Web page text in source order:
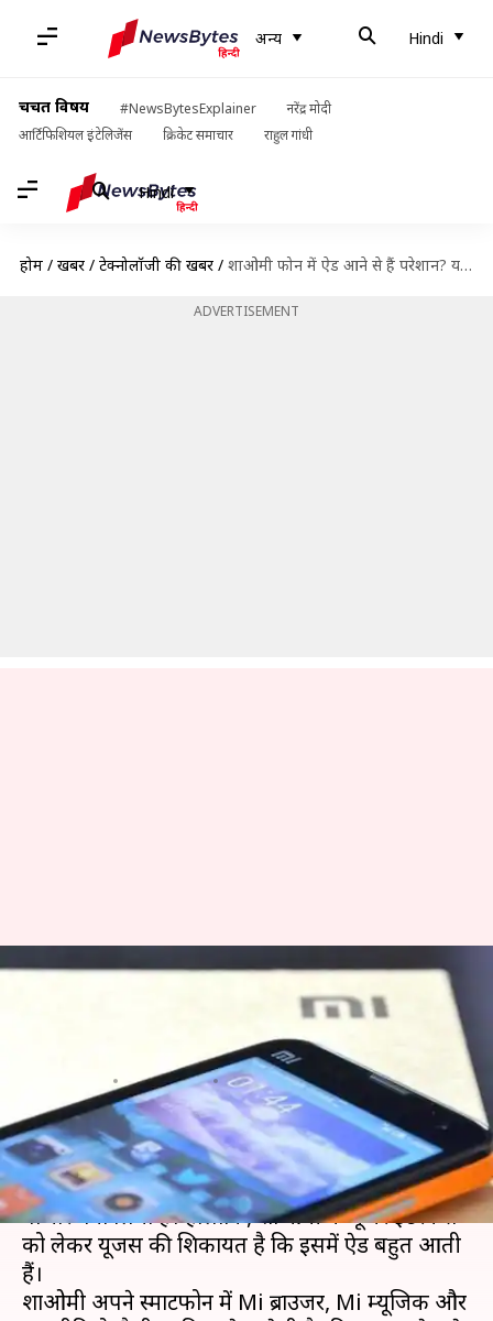
अन्य Hindi
चर्चित विषय #NewsBytesExplainer
नरेंद्र मोदी
आर्टिफिशियल इंटेलिजेंस
क्रिकेट समाचार राहुल गांधी
Hindi
होम / खबरें / टेक्नोलॉजी की खबरें / शाओमी फोन में ऐड आने से हैं परेशान? यह तरीका अपनाकर करें बंद
ADVERTISEMENT
शाओमी फोन में ऐड आने से हैं
परेशान? यह तरीका अपनाकर करें
May 09, 2019 02:00 pm
क्या है खबर?
चीनी स्मार्टफोन कंपनी शाओमी ने भारत में अपना बड़ा
बाजार बना लिया है। हालांकि, शाओमी के यूजर इंटरफेस
को लेकर यूजर्स की शिकायत है कि इसमें ऐड बहुत आती
हैं।
शाओमी अपने स्मार्टफोन में Mi ब्राउजर, Mi म्यूजिक और